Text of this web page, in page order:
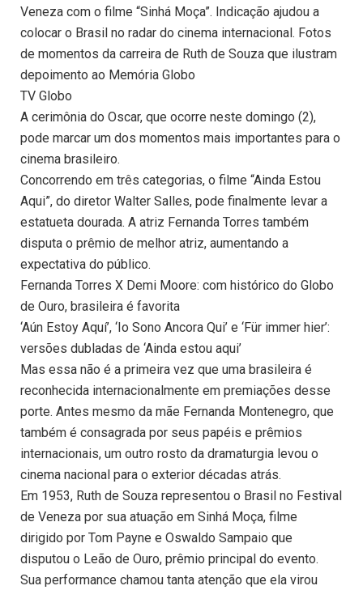
Veneza com o filme “Sinhá Moça”. Indicação ajudou a
colocar o Brasil no radar do cinema internacional. Fotos
de momentos da carreira de Ruth de Souza que ilustram
depoimento ao Memória Globo
TV Globo
A cerimônia do Oscar, que ocorre neste domingo (2),
pode marcar um dos momentos mais importantes para o
cinema brasileiro.
Concorrendo em três categorias, o filme “Ainda Estou
Aqui”, do diretor Walter Salles, pode finalmente levar a
estatueta dourada. A atriz Fernanda Torres também
disputa o prêmio de melhor atriz, aumentando a
expectativa do público.
Fernanda Torres X Demi Moore: com histórico do Globo
de Ouro, brasileira é favorita
‘Aún Estoy Aquí’, ‘Io Sono Ancora Qui’ e ‘Für immer hier’:
versões dubladas de ‘Ainda estou aqui’
Mas essa não é a primeira vez que uma brasileira é
reconhecida internacionalmente em premiações desse
porte. Antes mesmo da mãe Fernanda Montenegro, que
também é consagrada por seus papéis e prêmios
internacionais, um outro rosto da dramaturgia levou o
cinema nacional para o exterior décadas atrás.
Em 1953, Ruth de Souza representou o Brasil no Festival
de Veneza por sua atuação em Sinhá Moça, filme
dirigido por Tom Payne e Oswaldo Sampaio que
disputou o Leão de Ouro, prêmio principal do evento.
Sua performance chamou tanta atenção que ela virou